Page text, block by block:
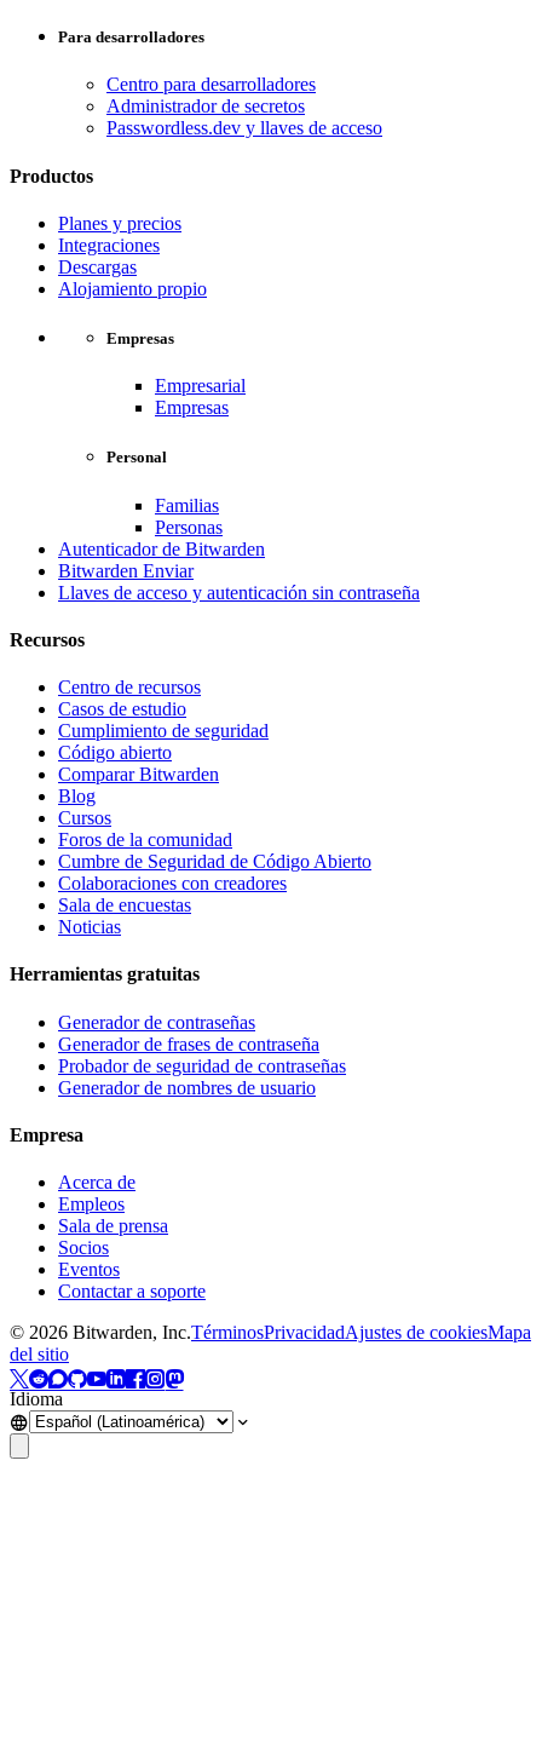
Para desarrolladores
Centro para desarrolladores
Administrador de secretos
Passwordless.dev y llaves de acceso
Productos
Planes y precios
Integraciones
Descargas
Alojamiento propio
Empresas
Empresarial
Empresas
Personal
Familias
Personas
Autenticador de Bitwarden
Bitwarden Enviar
Llaves de acceso y autenticación sin contraseña
Recursos
Centro de recursos
Casos de estudio
Cumplimiento de seguridad
Código abierto
Comparar Bitwarden
Blog
Cursos
Foros de la comunidad
Cumbre de Seguridad de Código Abierto
Colaboraciones con creadores
Sala de encuestas
Noticias
Herramientas gratuitas
Generador de contraseñas
Generador de frases de contraseña
Probador de seguridad de contraseñas
Generador de nombres de usuario
Empresa
Acerca de
Empleos
Sala de prensa
Socios
Eventos
Contactar a soporte
© 2026 Bitwarden, Inc.TérminosPrivacidadAjustes de cookiesMapa
del sitio
Idioma